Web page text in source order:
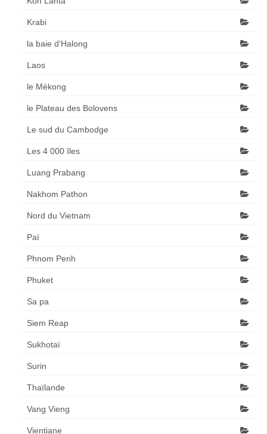
Krabi
la baie d'Halong
Laos
le Mékong
le Plateau des Bolovens
Le sud du Cambodge
Les 4 000 îles
Luang Prabang
Nakhom Pathon
Nord du Vietnam
Paï
Phnom Penh
Phuket
Sa pa
Siem Reap
Sukhotaï
Surin
Thaïlande
Vang Vieng
Vientiane